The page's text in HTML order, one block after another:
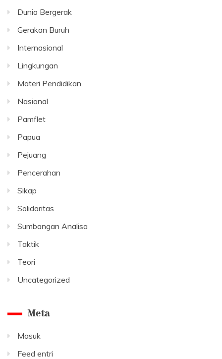
Dunia Bergerak
Gerakan Buruh
Internasional
Lingkungan
Materi Pendidikan
Nasional
Pamflet
Papua
Pejuang
Pencerahan
Sikap
Solidaritas
Sumbangan Analisa
Taktik
Teori
Uncategorized
Meta
Masuk
Feed entri